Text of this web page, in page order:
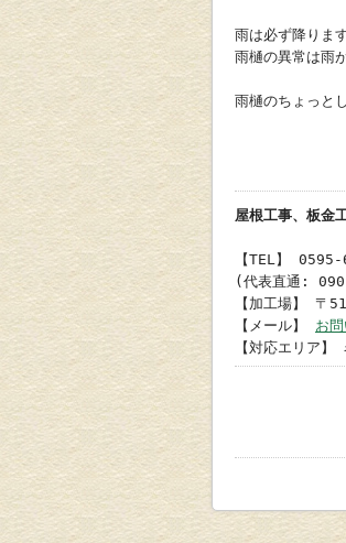
雨は必ず降りま
雨樋の異常は雨
雨樋のちょっと
屋根工事、板金
【TEL】
(代表直通:
【加工場】 〒
【メール】 お
【対応エリア